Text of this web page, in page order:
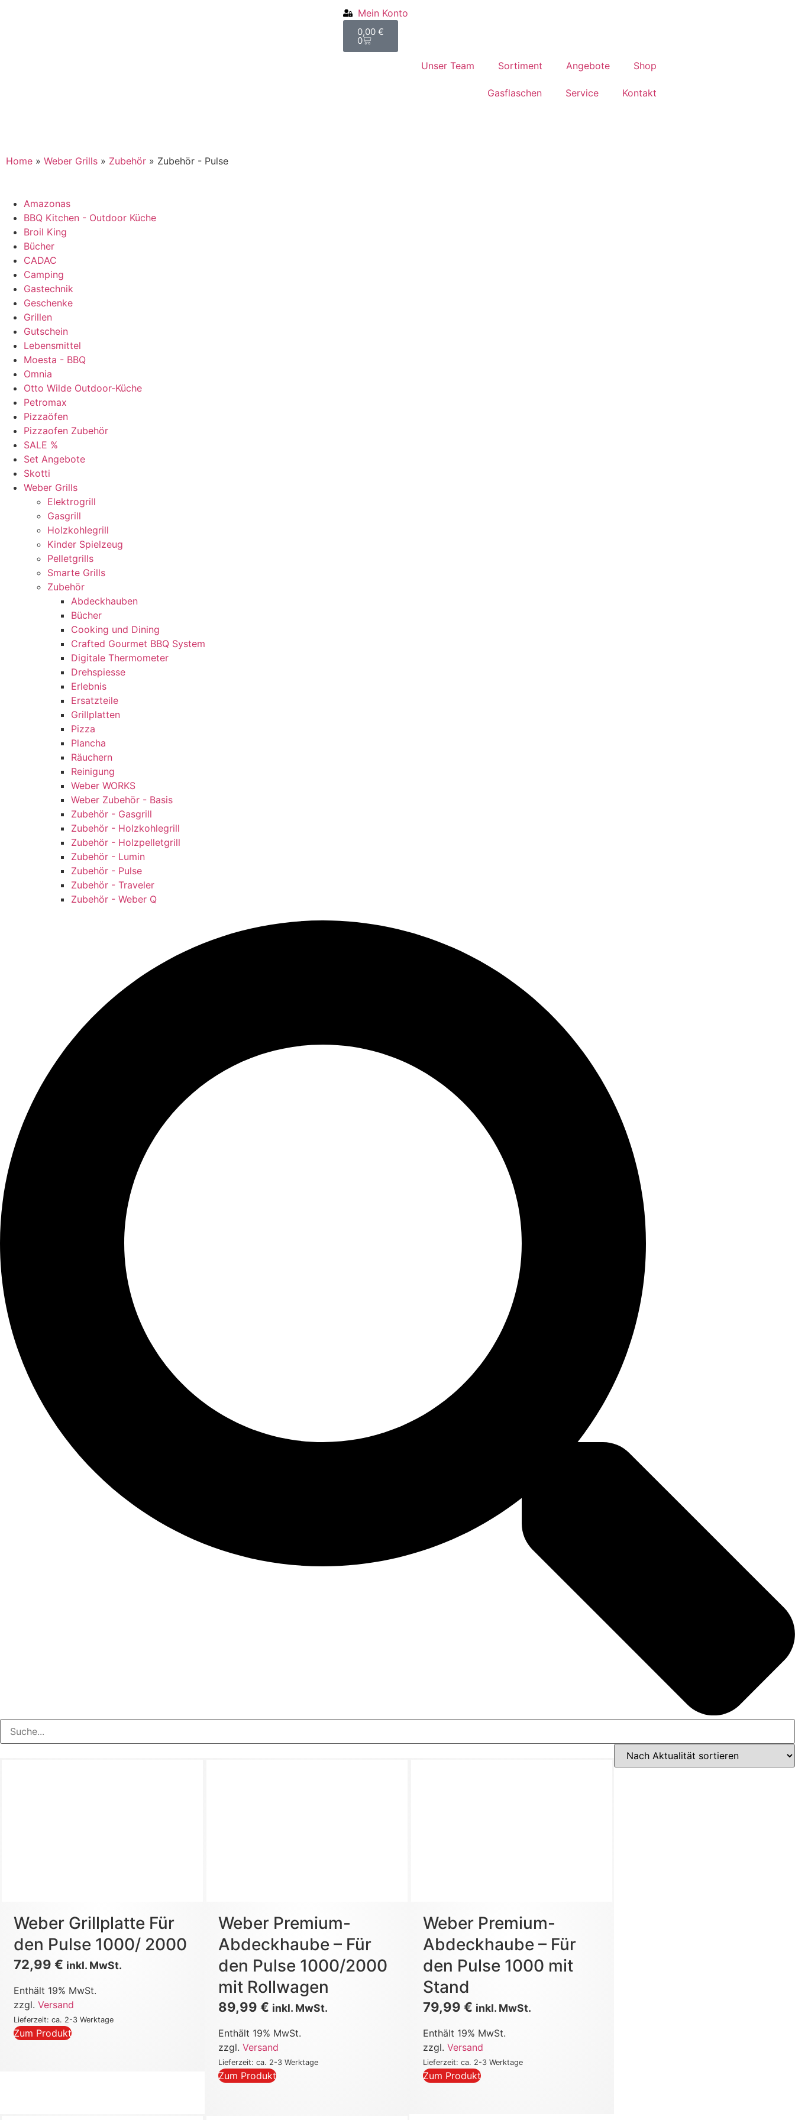
Mein Konto
0,00 €
0
Unser Team Sortiment Angebote Shop
Gasflaschen Service Kontakt
Home » Weber Grills » Zubehör » Zubehör - Pulse
Amazonas
BBQ Kitchen - Outdoor Küche
Broil King
Bücher
CADAC
Camping
Gastechnik
Geschenke
Grillen
Gutschein
Lebensmittel
Moesta - BBQ
Omnia
Otto Wilde Outdoor-Küche
Petromax
Pizzaöfen
Pizzaofen Zubehör
SALE %
Set Angebote
Skotti
Weber Grills
Elektrogrill
Gasgrill
Holzkohlegrill
Kinder Spielzeug
Pelletgrills
Smarte Grills
Zubehör
Abdeckhauben
Bücher
Cooking und Dining
Crafted Gourmet BBQ System
Digitale Thermometer
Drehspiesse
Erlebnis
Ersatzteile
Grillplatten
Pizza
Plancha
Räuchern
Reinigung
Weber WORKS
Weber Zubehör - Basis
Zubehör - Gasgrill
Zubehör - Holzkohlegrill
Zubehör - Holzpelletgrill
Zubehör - Lumin
Zubehör - Pulse
Zubehör - Traveler
Zubehör - Weber Q
Weber Grillplatte Für
den Pulse 1000/ 2000
72,99€ inkl. MwSt.
Enthält 19% MwSt.
zzgl.Versand
Lieferzeit: ca. 2-3 Werktage
Zum Produkt
Weber Premium-
Abdeckhaube – Für
den Pulse 1000/2000
mit Rollwagen
89,99€ inkl. MwSt.
Enthält 19% MwSt.
zzgl.Versand
Lieferzeit: ca. 2-3 Werktage
Zum Produkt
Weber Premium-
Abdeckhaube – Für
den Pulse 1000 mit
Stand
79,99€ inkl. MwSt.
Enthält 19% MwSt.
zzgl.Versand
Lieferzeit: ca. 2-3 Werktage
Zum Produkt